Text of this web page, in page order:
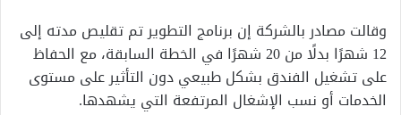
وقالت مصادر بالشركة إن برنامج التطوير تم تقليص مدته إلى
12 شهرًا بدلًا من 20 شهرًا في الخطة السابقة، مع الحفاظ
على تشغيل الفندق بشكل طبيعي دون التأثير على مستوى
الخدمات أو نسب الإشغال المرتفعة التي يشهدها.